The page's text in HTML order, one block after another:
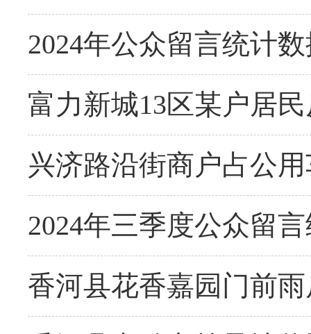
2024年公众留言统计
富力新城13区某户居
兴济路沿街商户占公
2024年三季度公众留
香河县花香嘉园门前